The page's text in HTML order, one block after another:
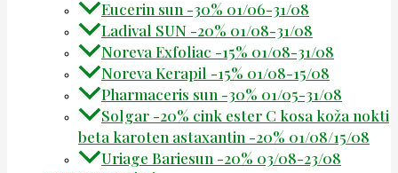
Eucerin sun -30% 01/06-31/08
Ladival SUN -20% 01/08-31/08
Noreva Exfoliac -15% 01/08-31/08
Noreva Kerapil -15% 01/08-15/08
Pharmaceris sun -30% 01/05-31/08
Solgar -20% cink ester C kosa koža nokti
beta karoten astaxantin -20% 01/08/15/08
Uriage Bariesun -20% 03/08-23/08